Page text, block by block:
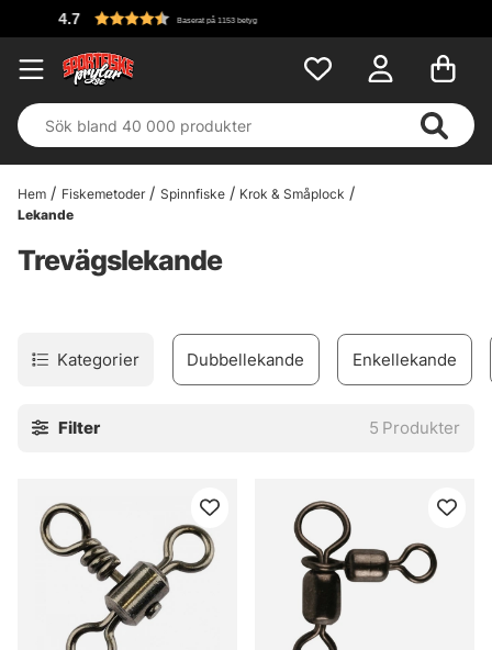
Baserat på 1153 betyg
Hem Fiskemetoder Spinnfiske
Krok & Småplock
Lekande
Trevägslekande
Kategorier Dubbellekande Enkellekande
Filter 5 Produkter